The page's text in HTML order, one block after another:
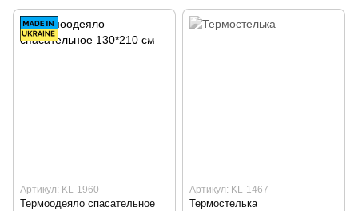
Артикул: KL-1960
Термоодеяло спасательное
Артикул: KL-1467
Термостелька